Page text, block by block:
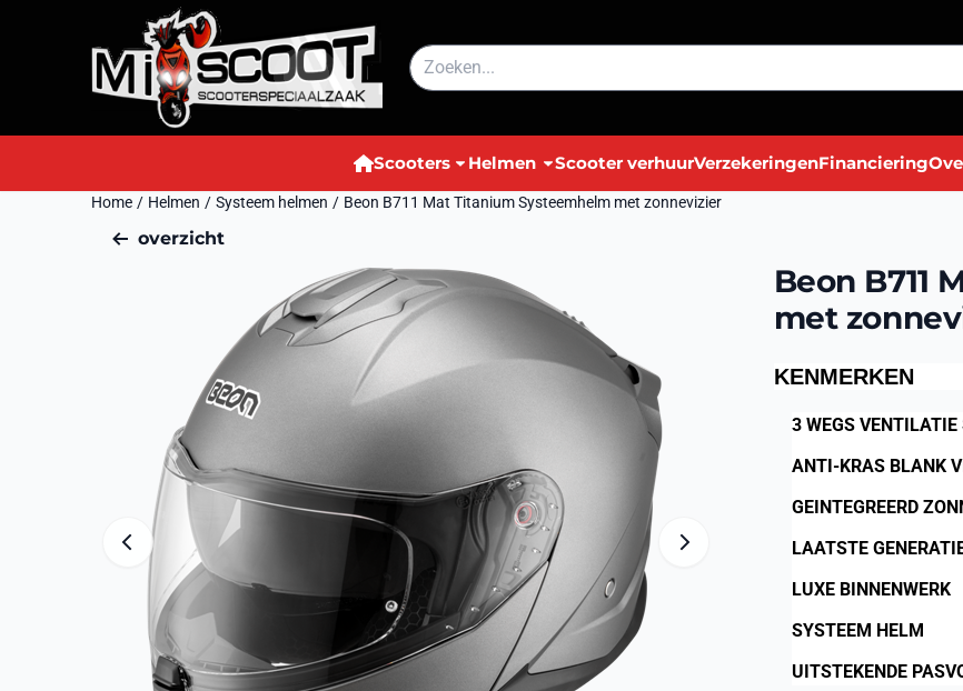
Cookievoorkeuren zijn momenteel gesloten.
Zoeken
Scooters Helmen Scooter verhuurVerzekeringenFinanciering
Home / Helmen / Systeem helmen / Beon B711 Mat Titanium Systeemhelm met zonnevizier
overzicht
Beon B711
met
KENMERKEN
3 WEGS VENTILATIE
ANTI-KRAS BLANK
GEINTEGREERD
LAATSTE
LUXE BINNENWERK
SYSTEEM HELM
UITSTEKENDE